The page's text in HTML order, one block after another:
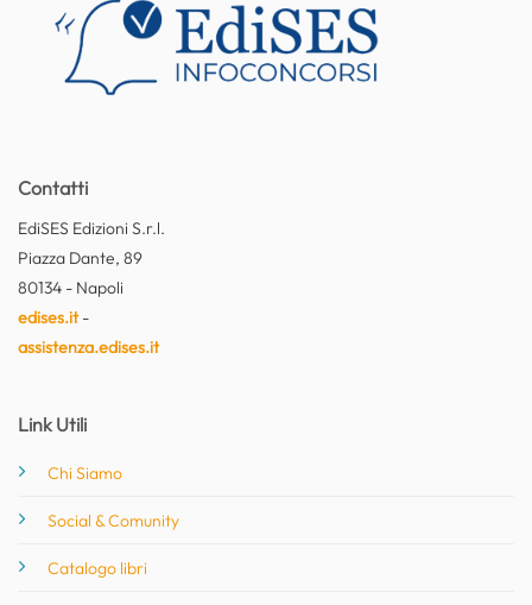
Contatti
EdiSES Edizioni S.r.l.
Piazza Dante, 89
80134 - Napoli
edises.it-
assistenza.edises.it
Link Utili
Chi Siamo
Social & Comunity
Catalogo libri